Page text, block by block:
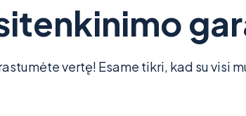
vertę! Esame tikri, kad su visi